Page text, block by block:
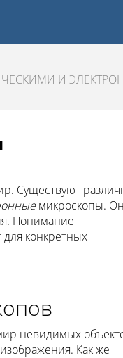
И
Существуют
микроскопы.
Понимание
конкретных
невидимых
Как же